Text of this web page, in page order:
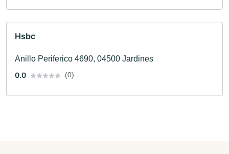
Hsbc
Anillo Periferico 4690, 04500 Jardines
0.0
(0)